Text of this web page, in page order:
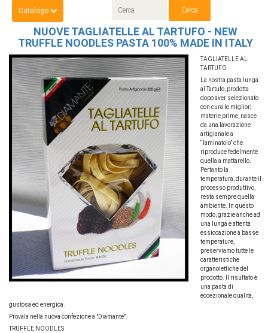
Catalogo
NUOVE TAGLIATELLE AL TARTUFO - NEW
TRUFFLE NOODLES PASTA 100% MADE IN ITALY
TAGLIATELLE AL
TARTUFO
La nostra pasta lunga
al Tartufo, prodotta
dopo aver selezionato
con cura le migliori
materie prime, nasce
da una lavorazione
artigianale a
“laminatoio” che
riproduce fedelmente
quella a mattarello.
Pertanto la
temperatura, durante il
processo produttivo,
resta sempre quella
ambiente. In questo
modo, grazie anche ad
una lunga e attenta
essiccazione a basse
temperature,
preserviamo tutte le
caratteristiche
organolettiche del
prodotto. Il risultato è
una pasta di
eccezionale qualità,
gustosa ed energica.
Provala nella nuova confezione a "Diamante".
TRUFFLE NOODLES